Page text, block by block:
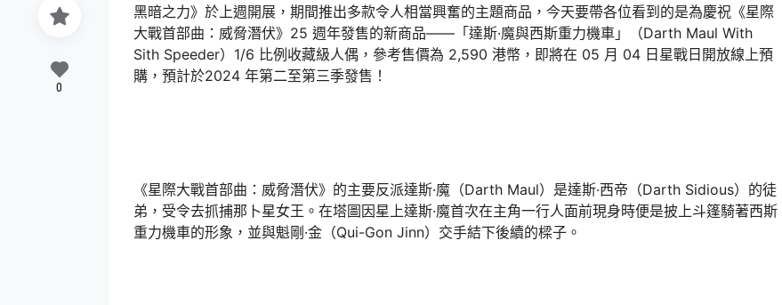
黑暗之力》於上週開展，期間推出多款令人相當興奮的主題商品，今天要帶各位看到的是為慶祝《星際
大戰首部曲：威脅潛伏》25 週年發售的新商品——「達斯·魔與西斯重力機車」（Darth Maul With
Sith Speeder）1/6 比例收藏級人偶，參考售價為 2,590 港幣，即將在 05 月 04 日星戰日開放線上預
購，預計於2024 年第二至第三季發售！
《星際大戰首部曲：威脅潛伏》的主要反派達斯·魔（Darth Maul）是達斯·西帝（Darth Sidious）的徒
弟，受令去抓捕那卜星女王。在塔圖因星上達斯·魔首次在主角一行人面前現身時便是披上斗篷騎著西斯
重力機車的形象，並與魁剛·金（Qui-Gon Jinn）交手結下後續的樑子。
0